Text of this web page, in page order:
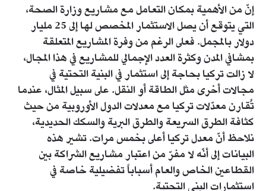
إنّ من الأهمية بمكان التعامل مع مشاريع وزارة الصحة،
التي يتوقع أن يصل الاستثمار المخصص لها إلى 25 مليار
دولار بالمجمل. فعلى الرغم من وفرة المشاريع المتعلقة
بمشافي المدن وكثرة العدد الإجمالي للمشاريع في هذا المجال،
لا زالت تركيا بحاجة إلى استثمار في البنية التحتية في
مجالات أخرى مثل الطاقة أو النقل. على سبيل المثال، عندما
تُقارن معدّلات تركيا مع معدلات الدول الأوروبية من حيث
كثافة الطرق السريعة والطرق البرية والسكك الحديدية،
نلاحظ أنّ معدل تركيا أعلى بخمس مرات. تشير هذه
البيانات إلى أنّه لا مفرّ من اعتبار مشاريع الشراكة بين
القطاعين الخاص والعام أسباباً تفضيلية خاصة في